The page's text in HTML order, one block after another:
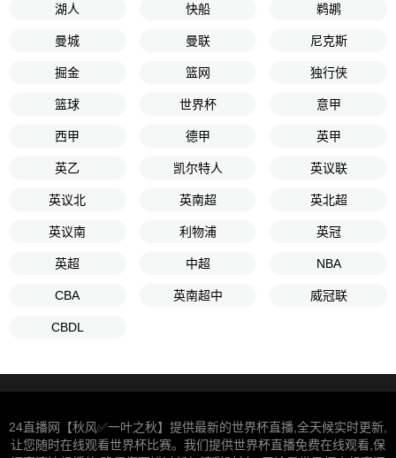
湖人 快船 鹈鹕
曼城 曼联 尼克斯
掘金 篮网 独行侠
篮球 世界杯 意甲
西甲 德甲 英甲
英乙 凯尔特人 英议联
英议北 英南超 英北超
英议南 利物浦 英冠
英超 中超 NBA
CBA 英南超中 威冠联
CBDL
24直播网【秋风✅一叶之秋】提供最新的世界杯直播,全天候实时更新,
让您随时在线观看世界杯比赛。我们提供世界杯直播免费在线观看,保